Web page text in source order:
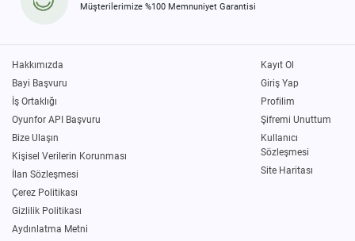
Müşterilerimize %100 Memnuniyet Garantisi
Hakkımızda
Bayi Başvuru
İş Ortaklığı
Oyunfor API Başvuru
Bize Ulaşın
Kişisel Verilerin Korunması
İlan Sözleşmesi
Çerez Politikası
Gizlilik Politikası
Aydınlatma Metni
Kayıt Ol
Giriş Yap
Profilim
Şifremi Unuttum
Kullanıcı
Sözleşmesi
Site Haritası